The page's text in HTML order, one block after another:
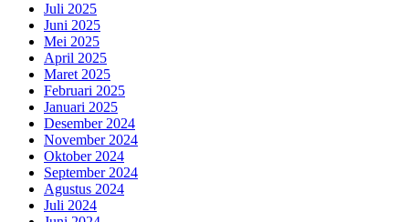
Juli 2025
Juni 2025
Mei 2025
April 2025
Maret 2025
Februari 2025
Januari 2025
Desember 2024
November 2024
Oktober 2024
September 2024
Agustus 2024
Juli 2024